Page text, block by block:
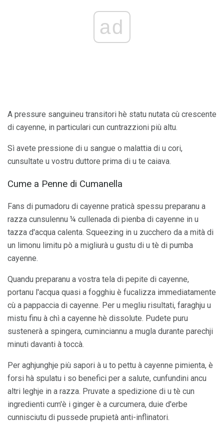
ad
A pressure sanguineu transitori hè statu nutata cù crescente
di cayenne, in particulari cun cuntrazzioni più altu.
Sì avete pressione di u sangue o malattia di u cori,
cunsultate u vostru duttore prima di u te caiava.
Cume a Penne di Cumanella
Fans di pumadoru di cayenne praticà spessu preparanu a
razza cunsulennu ¼ cullenada di pienba di cayenne in u
tazza d'acqua calenta. Squeezing in u zucchero da a mità di
un limonu limitu pò a migliurà u gustu di u tè di pumba
cayenne.
Quandu preparanu a vostra tela di pepite di cayenne,
portanu l'acqua quasi a fogghiu è fucalizza immediatamente
cù a pappaccia di cayenne. Per u megliu risultati, faraghju u
mistu finu à chì a cayenne hè dissolute. Pudete puru
sustenerà a spingera, cuminciannu a mugla durante parechji
minuti davanti à toccà.
Per aghjunghje più sapori à u to pettu à cayenne pimienta, è
forsi hà spulatu i so benefici per a salute, cunfundini ancu
altri leghje in a razza. Pruvate a spedizione di u tè cun
ingredienti cum'è i ginger è a curcumera, duie d'erbe
cunnisciutu di pussede prupietà anti-inflinatori.